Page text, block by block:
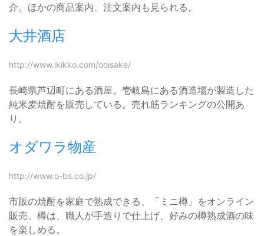
介。ほかの商品案内、注文案内も見られる。
大井酒店
http://www.ikikko.com/ooisake/
長崎県芦辺町にある酒屋。壱岐島にある酒造場が製造した
純米麦焼酎を販売している。売れ筋ランキングの公開あ
り。
オダワラ物産
http://www.o-bs.co.jp/
市販の焼酎を家庭で熟成できる、「ミニ樽」をオンライン
販売。樽は、職人が手造りで仕上げ、好みの樽熟成酒の味
を楽しめる。